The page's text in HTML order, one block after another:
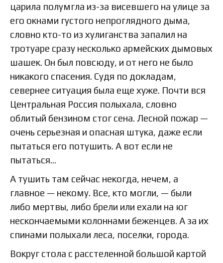
царила полумгла из-за висевшего на улице за
его окнами густого непроглядного дыма,
словно кто-то из хулиганства запалил на
тротуаре сразу несколько армейских дымовых
шашек. Он был повсюду, и от него не было
никакого спасения. Судя по докладам,
севернее ситуация была еще хуже. Почти вся
Центральная Россия полыхала, словно
облитый бензином стог сена. Лесной пожар —
очень серьезная и опасная штука, даже если
пытаться его потушить. А вот если не
пытаться…
А тушить там сейчас некогда, нечем, а
главное — некому. Все, кто могли, — были
либо мертвы, либо брели или ехали на юг
нескончаемыми колоннами беженцев. А за их
спинами полыхали леса, поселки, города.
Вокруг стола с расстеленной большой картой